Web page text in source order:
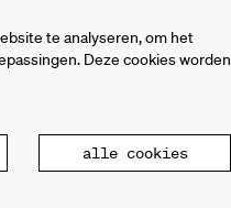
te analyseren, om het
Deze cookies worden
alle cookies